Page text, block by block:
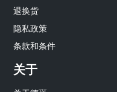
退换货
隐私政策
条款和条件
关于